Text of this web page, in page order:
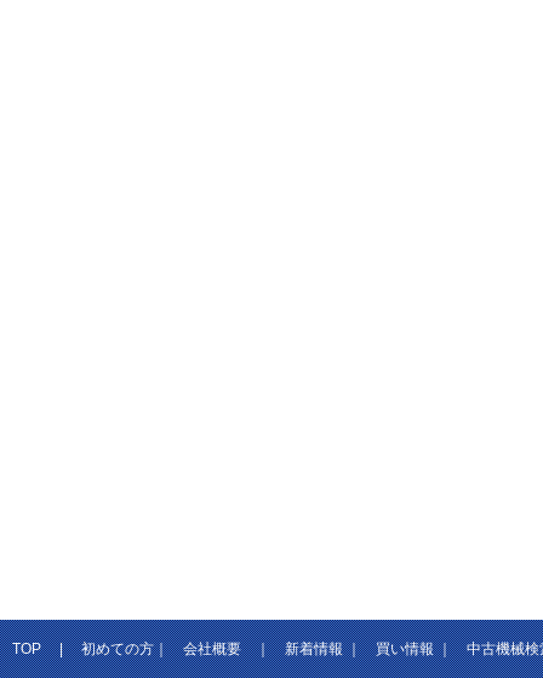
TOP|初めての方｜会社概要｜新着情報｜買い情報｜中古機械検